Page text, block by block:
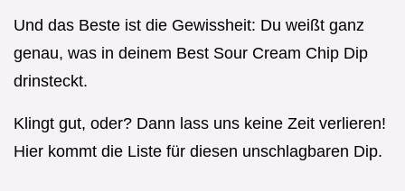
Und das Beste ist die Gewissheit: Du weißt ganz
genau, was in deinem Best Sour Cream Chip Dip
drinsteckt.
Klingt gut, oder? Dann lass uns keine Zeit verlieren!
Hier kommt die Liste für diesen unschlagbaren Dip.